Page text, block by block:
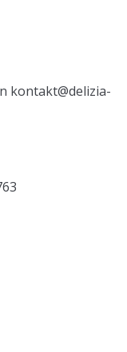
kontakt@delizia-